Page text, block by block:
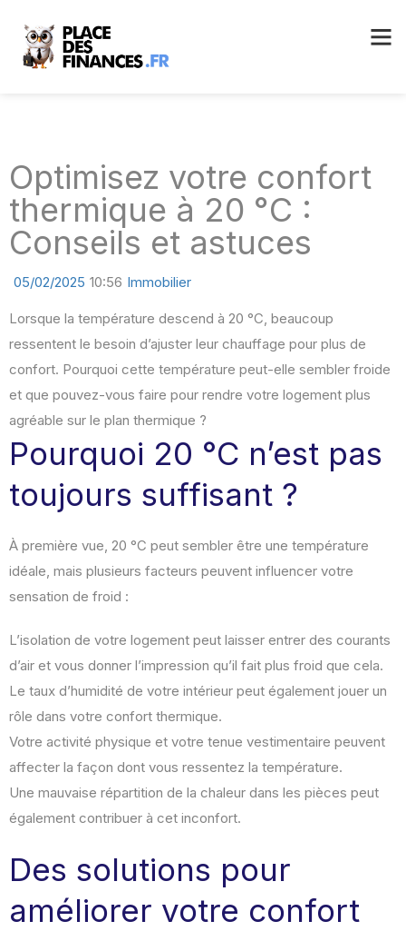
Optimisez votre confort
thermique à 20 °C :
Conseils et astuces
05/02/2025 10:56 Immobilier
Lorsque la température descend à 20 °C, beaucoup
ressentent le besoin d’ajuster leur chauffage pour plus de
confort. Pourquoi cette température peut-elle sembler froide
et que pouvez-vous faire pour rendre votre logement plus
agréable sur le plan thermique ?
Pourquoi 20 °C n’est pas
toujours suffisant ?
À première vue, 20 °C peut sembler être une température
idéale, mais plusieurs facteurs peuvent influencer votre
sensation de froid :
L’isolation de votre logement peut laisser entrer des courants
d’air et vous donner l’impression qu’il fait plus froid que cela.
Le taux d’humidité de votre intérieur peut également jouer un
rôle dans votre confort thermique.
Votre activité physique et votre tenue vestimentaire peuvent
affecter la façon dont vous ressentez la température.
Une mauvaise répartition de la chaleur dans les pièces peut
également contribuer à cet inconfort.
Des solutions pour
améliorer votre confort